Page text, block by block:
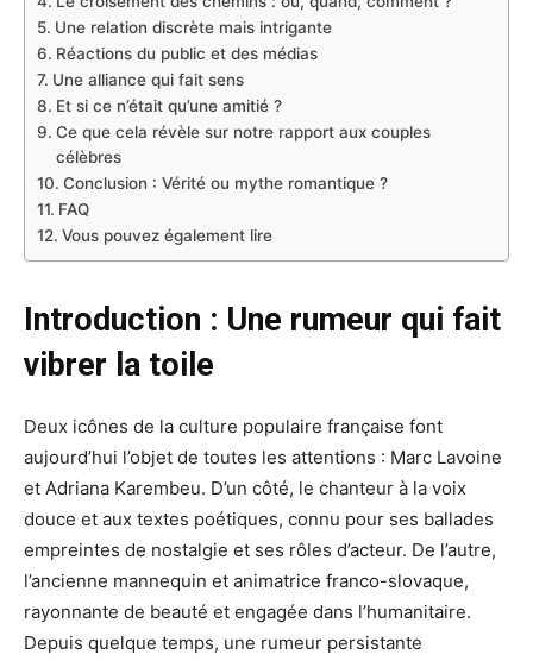
Une relation discrète mais intrigante
Réactions du public et des médias
Une alliance qui fait sens
Et si ce n’était qu’une amitié ?
Ce que cela révèle sur notre rapport aux couples
célèbres
Conclusion : Vérité ou mythe romantique ?
FAQ
Vous pouvez également lire
Introduction : Une rumeur qui fait
vibrer la toile
Deux icônes de la culture populaire française font
aujourd’hui l’objet de toutes les attentions : Marc Lavoine
et Adriana Karembeu. D’un côté, le chanteur à la voix
douce et aux textes poétiques, connu pour ses ballades
empreintes de nostalgie et ses rôles d’acteur. De l’autre,
l’ancienne mannequin et animatrice franco-slovaque,
rayonnante de beauté et engagée dans l’humanitaire.
Depuis quelque temps, une rumeur persistante